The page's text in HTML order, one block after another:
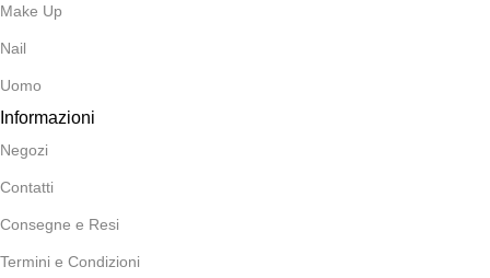
Make Up
Nail
Uomo
Informazioni
Negozi
Contatti
Consegne e Resi
Termini e Condizioni